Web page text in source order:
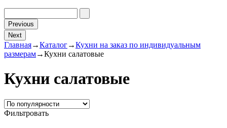
Previous
Next
Главная→Каталог→Кухни на заказ по индивидуальным
размерам→Кухни салатовые
Кухни салатовые
Фильтровать